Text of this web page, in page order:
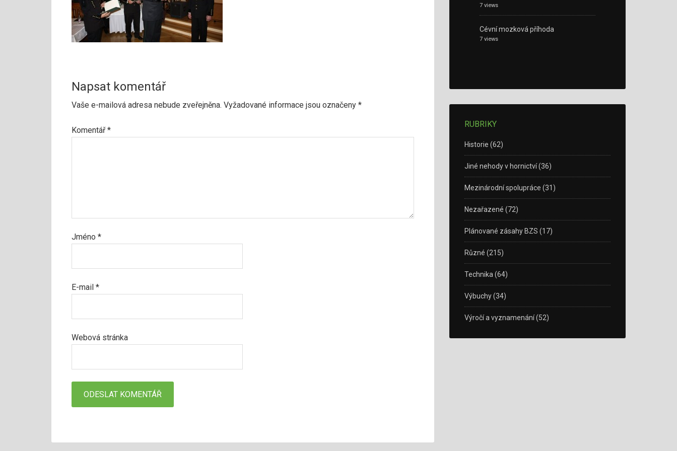
Napsat komentář
Vaše e-mailová adresa nebude zveřejněna. Vyžadované informace jsou označeny *
Komentář*
Jméno *
E-mail *
Webová stránka
7 views
Cévní mozková příhoda
7 views
RUBRIKY
Historie (62)
Jiné nehody v hornictví(36)
Mezinárodní spolupráce (31)
Nezařazené (72)
Plánované zásahy BZS (17)
Různé (215)
Technika (64)
Výbuchy(34)
Výročí a vyznamenání(52)